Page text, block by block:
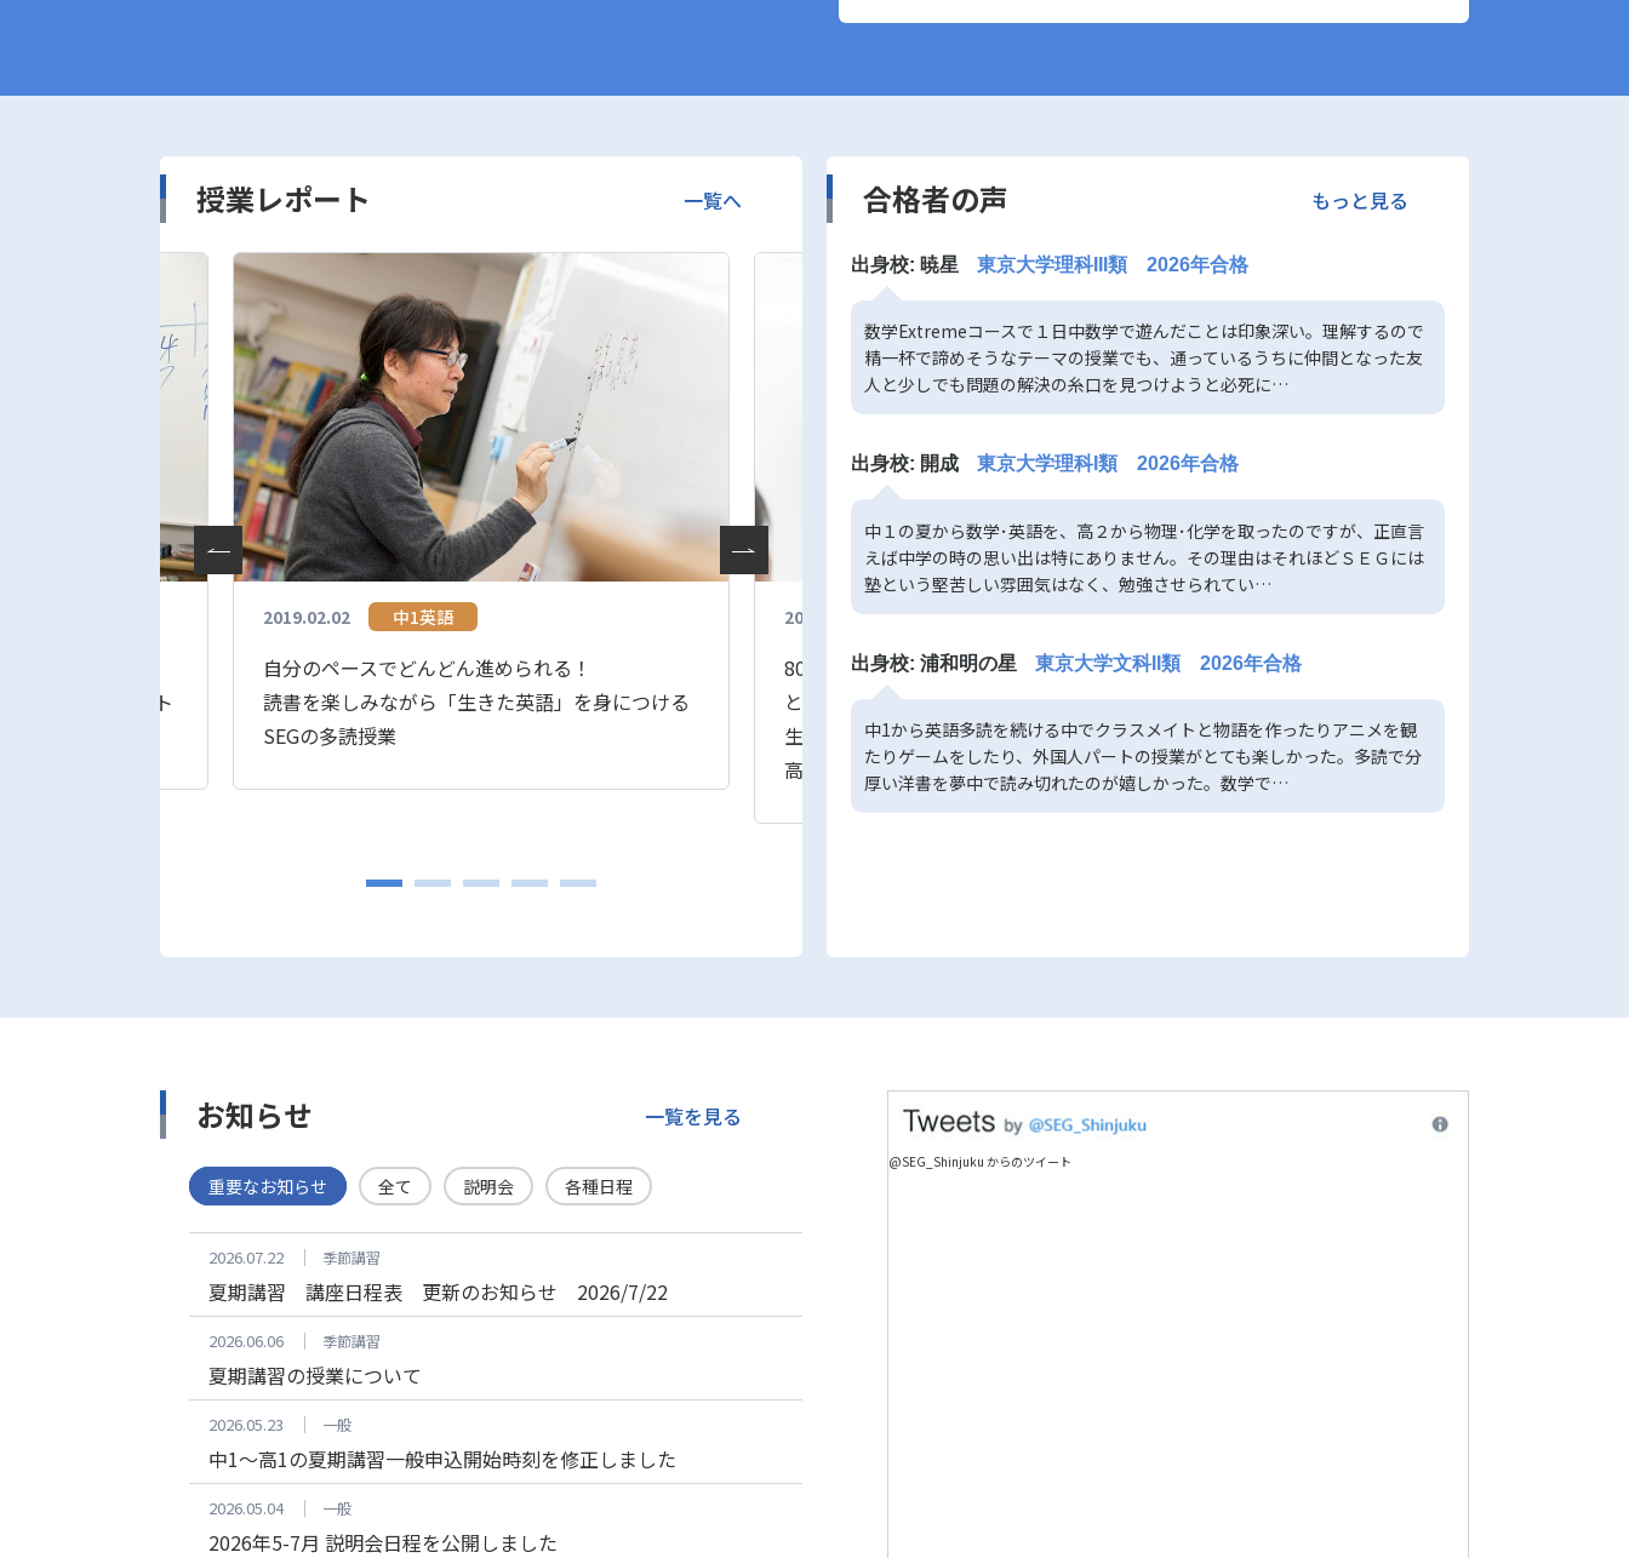
授業レポート 一覧へ
的なアウトプット
2019.02.02 中1英語
自分のペースでどんどん進められる！
読書を楽しみながら「生きた英語」を身につける
SEGの多読授業
2019.02.02 中1英語
80分があっという間！笑いの絶えない外国人講師
とのオールイングリッシュ授業
生徒参加型のレッスンだから
高度な単語も自然に身につく
も身につく
『TPRSメソッド』を取り入れたネ
合格者の声 もっと見る
出身校: 暁星 東京大学理科III類 2026年合格
数学Extremeコースで１日中数学で遊んだことは印象深い。理解するので
精一杯で諦めそうなテーマの授業でも、通っているうちに仲間となった友
人と少しでも問題の解決の糸口を見つけようと必死に…
出身校: 開成 東京大学理科I類 2026年合格
中１の夏から数学･英語を、高２から物理･化学を取ったのですが、正直言
えば中学の時の思い出は特にありません。その理由はそれほどＳＥＧには
塾という堅苦しい雰囲気はなく、勉強させられてい…
出身校: 浦和明の星 東京大学文科II類 2026年合格
中1から英語多読を続ける中でクラスメイトと物語を作ったりアニメを観
たりゲームをしたり、外国人パートの授業がとても楽しかった。多読で分
厚い洋書を夢中で読み切れたのが嬉しかった。数学で…
お知らせ 一覧を見る
重要なお知らせ 全て 説明会 各種日程
2026.07.22 季節講習
夏期講習 講座日程表 更新のお知らせ 2026/7/22
2026.06.06 季節講習
夏期講習の授業について
2026.05.23 一般
中1～高1の夏期講習一般申込開始時刻を修正しました
2026.05.04 一般
2026年5-7月 説明会日程を公開しました
@SEG_Shinjuku からのツイート